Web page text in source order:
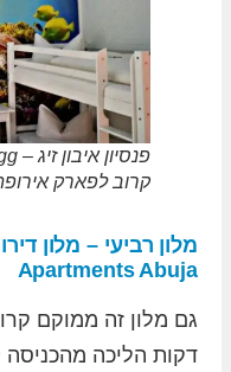
קרוב לפארק אירופה
Apartments Abuja
דקות הליכה